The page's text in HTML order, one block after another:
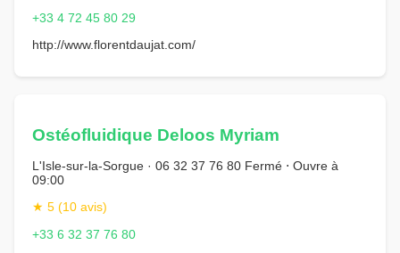
+33 4 72 45 80 29
http://www.florentdaujat.com/
Ostéofluidique Deloos Myriam
L'Isle-sur-la-Sorgue · 06 32 37 76 80 Fermé ⋅ Ouvre à
09:00
★ 5 (10 avis)
+33 6 32 37 76 80